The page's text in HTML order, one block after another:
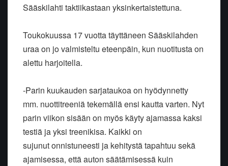
Sääskilahti taktiikastaan yksinkertaistettuna.
Toukokuussa 17 vuotta täyttäneen Sääskilahden
uraa on jo valmisteltu eteenpäin, kun nuotitusta on
alettu harjoitella.
-Parin kuukauden sarjataukoa on hyödynnetty
mm. nuottitreeniä tekemällä ensi kautta varten. Nyt
parin viikon sisään on myös käyty ajamassa kaksi
testiä ja yksi treenikisa. Kaikki on
sujunut onnistuneesti ja kehitystä tapahtuu sekä
ajamisessa, että auton säätämisessä kuin